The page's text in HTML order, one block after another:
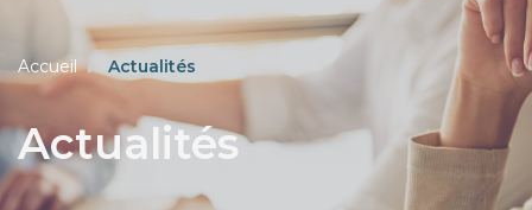
Accueil Actualités
Actualités